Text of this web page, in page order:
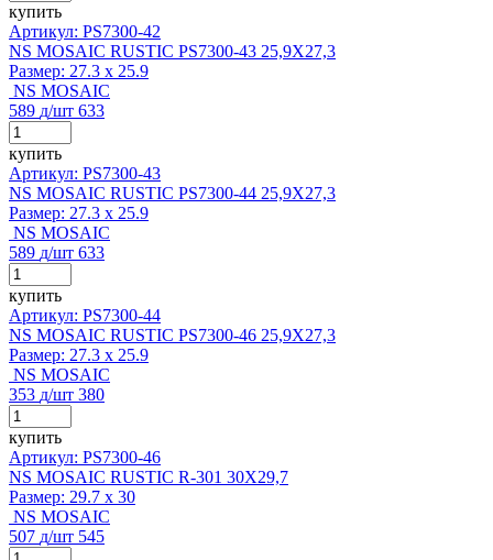
купить
Артикул: PS7300-42
NS MOSAIC RUSTIC PS7300-43 25,9X27,3
Размер: 27.3 x 25.9
NS MOSAIC
589 д/шт 633
купить
Артикул: PS7300-43
NS MOSAIC RUSTIC PS7300-44 25,9X27,3
Размер: 27.3 x 25.9
NS MOSAIC
589 д/шт 633
купить
Артикул: PS7300-44
NS MOSAIC RUSTIC PS7300-46 25,9X27,3
Размер: 27.3 x 25.9
NS MOSAIC
353 д/шт 380
купить
Артикул: PS7300-46
NS MOSAIC RUSTIC R-301 30X29,7
Размер: 29.7 x 30
NS MOSAIC
507 д/шт 545